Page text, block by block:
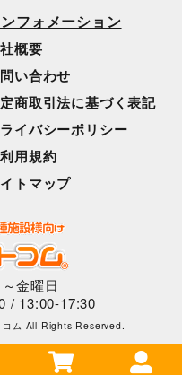
フォメーション
概要
い合わせ
商取引法に基づく表記
イバシーポリシー
用規約
トマップ
金曜日
/ 13:00-17:30
ム All Rights Reserved.